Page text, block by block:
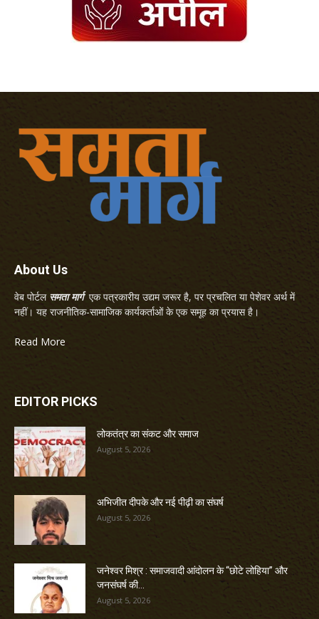
About Us
वेब पोर्टल समता मार्गएक पत्रकारीय उद्यम जरूर है, पर प्रचलित या पेशेवर अर्थ में
नहीं। यह राजनीतिक-सामाजिक कार्यकर्ताओं के एक समूह का प्रयास है।
Read More
EDITOR PICKS
लोकतंत्र का संकट और समाज
August 5, 2026
अभिजीत दीपके और नई पीढ़ी का संघर्ष
August 5, 2026
जनेश्वर मिश्र : समाजवादी आंदोलन के “छोटे लोहिया” और
जनसंघर्ष की...
August 5, 2026